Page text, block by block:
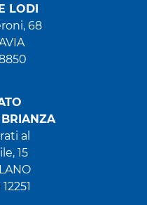
LODI
68
al
15